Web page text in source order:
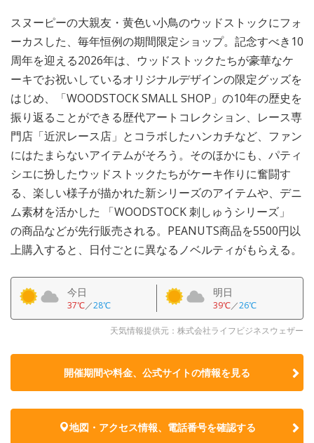
スヌーピーの大親友・黄色い小鳥のウッドストックにフォ
ーカスした、毎年恒例の期間限定ショップ。記念すべき10
周年を迎える2026年は、ウッドストックたちが豪華なケ
ーキでお祝いしているオリジナルデザインの限定グッズを
はじめ、「WOODSTOCK SMALL SHOP」の10年の歴史を
振り返ることができる歴代アートコレクション、レース専
門店「近沢レース店」とコラボしたハンカチなど、ファン
にはたまらないアイテムがそろう。そのほかにも、パティ
シエに扮したウッドストックたちがケーキ作りに奮闘す
る、楽しい様子が描かれた新シリーズのアイテムや、デニ
ム素材を活かした 「WOODSTOCK 刺しゅうシリーズ」
の商品などが先行販売される。PEANUTS商品を5500円以
上購入すると、日付ごとに異なるノベルティがもらえる。
今日
37℃／28℃
明日
39℃／26℃
天気情報提供元：株式会社ライフビジネスウェザー
開催期間や料金、公式サイトの情報を見る
地図・アクセス情報、電話番号を確認する